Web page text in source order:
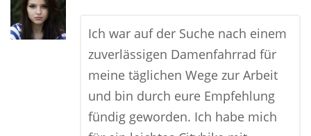
Ich war auf der Suche nach einem
zuverlässigen Damenfahrrad für
meine täglichen Wege zur Arbeit
und bin durch eure Empfehlung
fündig geworden. Ich habe mich